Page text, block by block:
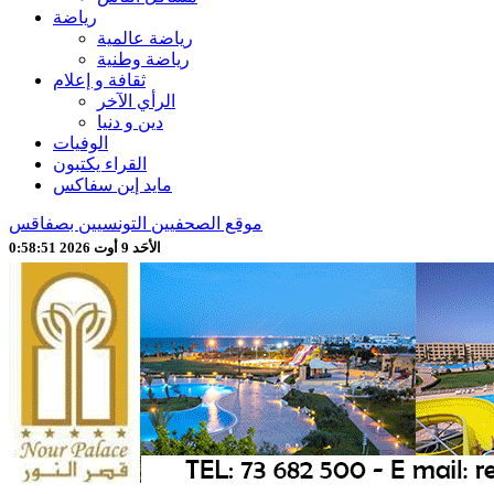
رياضة
رياضة عالمية
رياضة وطنية
ثقافة و إعلام
الرأي الآخر
دين و دنيا
الوفيات
القراء يكتبون
مايد إين سفاكس
موقع الصحفيين التونسيين بصفاقس
الأحَد 9 أوت 2026 0:58:53